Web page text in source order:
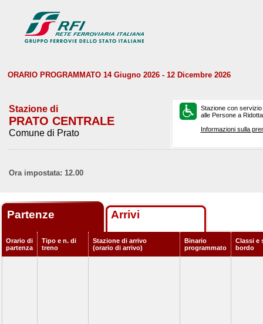
ORARIO PROGRAMMATO 14 Giugno 2026 - 12 Dicembre 2026
Stazione di
PRATO CENTRALE
Comune di Prato
Stazione con
alle Persone a
Informazioni sulla
Ora impostata: 12.00
Partenze Arrivi
Orario di
partenza
Tipo e n. di
treno
Stazione di arrivo
(orario di arrivo)
Binario
programmato
Classi e
bordo